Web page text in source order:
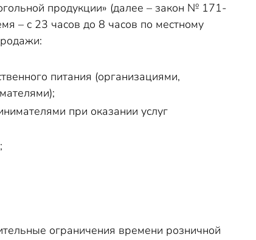
продукции» (далее – закон № 171-
– с 23 часов до 8 часов по местному
питания (организациями,
при оказании услуг
ограничения времени розничной